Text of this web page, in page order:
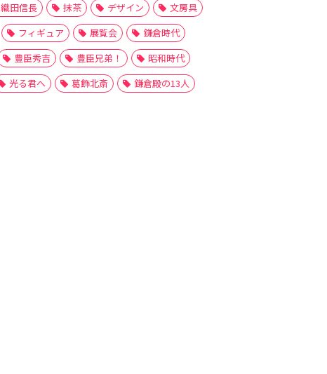
織田信長
抹茶 デザイン
文房具
フィギュア
展覧会
鎌倉時代
豊臣秀吉
豊臣兄弟！
昭和時代
光る君へ
葛飾北斎 鎌倉殿の13人